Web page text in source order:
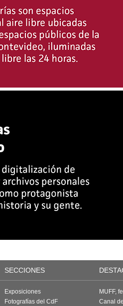
SECCIONES
Exposiciones
Fotografías del CdF
MUFF,
Canal